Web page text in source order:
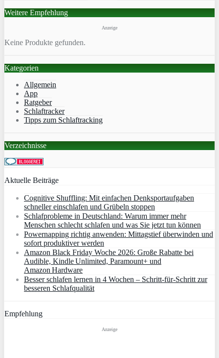
Weitere Empfehlung
Anzeige
Keine Produkte gefunden.
Kategorien
Allgemein
App
Ratgeber
Schlaftracker
Tipps zum Schlaftracking
Verzeichnisse
Aktuelle Beiträge
Cognitive Shuffling: Mit einfachen Denksportaufgaben
schneller einschlafen und Grübeln stoppen
Schlafprobleme in Deutschland: Warum immer mehr
Menschen schlecht schlafen und was Sie jetzt tun können
Powernapping richtig anwenden: Mittagstief überwinden und
sofort produktiver werden
Amazon Black Friday Woche 2026: Große Rabatte bei
Audible, Kindle Unlimited, Paramount+ und
Amazon Hardware
Besser schlafen lernen in 4 Wochen – Schritt‑für‑Schritt zur
besseren Schlafqualität
Empfehlung
Anzeige